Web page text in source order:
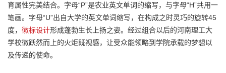
育属性完美结合。字母“P”是农业英文单词的缩写，与字母“H”共用一
笔画。字母“U”出自大学的英文单词缩写，在构成之时灵巧的旋转45
度， 徽标设计形成蓬勃生长上扬之姿。经过组合以后的河南理工大
学校徽跃然而上的火炬既视感，让受众能领略到学院承载的梦想以
及传递的使命。